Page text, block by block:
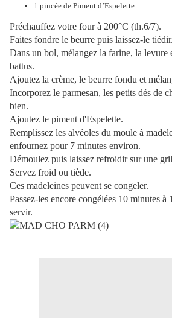
1 pincée de Piment d’Espelette
Préchauffez votre four à 200°C (th.6/7).
Faites fondre le beurre puis laissez-le tiédir.
Dans un bol, mélangez la farine, la levure
battus.
Ajoutez la crème, le beurre fondu et
Incorporez le parmesan, les petits dés de
bien.
Ajoutez le piment d'Espelette.
Remplissez les alvéoles du moule à
enfournez pour 7 minutes environ.
Démoulez puis laissez refroidir sur une
Servez froid ou tiède.
Ces madeleines peuvent se congeler.
Passez-les encore congélées 10 minutes à
servir.